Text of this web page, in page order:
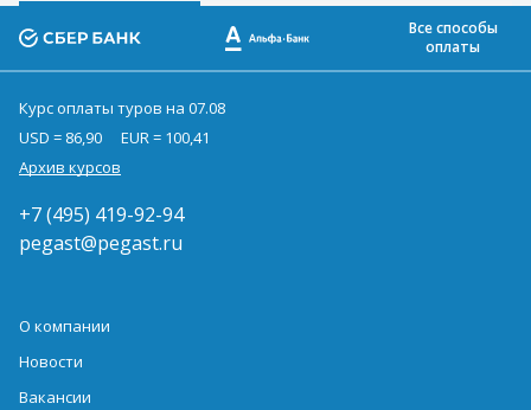
Все способы
оплаты
Курс оплаты туров на 07.08
USD = 86,90
EUR = 100,41
Архив курсов
+7 (495) 419-92-94
pegast@pegast.ru
О компании
Новости
Вакансии